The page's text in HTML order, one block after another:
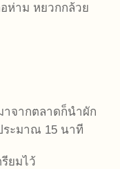
ห่าม หยวกกล้วย
าจากตลาดก็นำผัก
ะมาณ 15 นาที
ยมไว้